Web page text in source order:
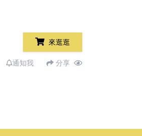
來逛逛
通知我 分享